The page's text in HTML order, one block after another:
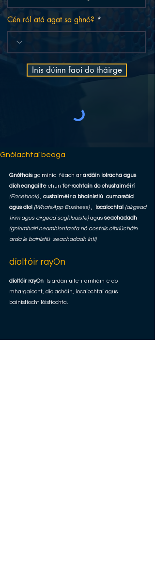
Cén ról atá agat sa ghnó?
Inis dúinn faoi do tháirge
Gnólachtaí beaga
Gnóthaisgo minic féach arardáin iolracha agus
dícheangailte chun for-rochtain do chustaiméirí
(Facebook), custaiméir a bhainistiú cumarsáid
agus díol (WhatsApp Business), íocaíochtaí (airgead
tirim agus airgead soghluaiste)agus seachadadh
(gníomhairí neamhiontaofa nó costais oibriúcháin
arda le bainistiú seachadadh intí)
díoltóir rayOn
díoltóir rayOn Is ardán uile-i-amháin é do
mhargaíocht, díolacháin, íocaíochtaí agus
bainistíocht lóistíochta.